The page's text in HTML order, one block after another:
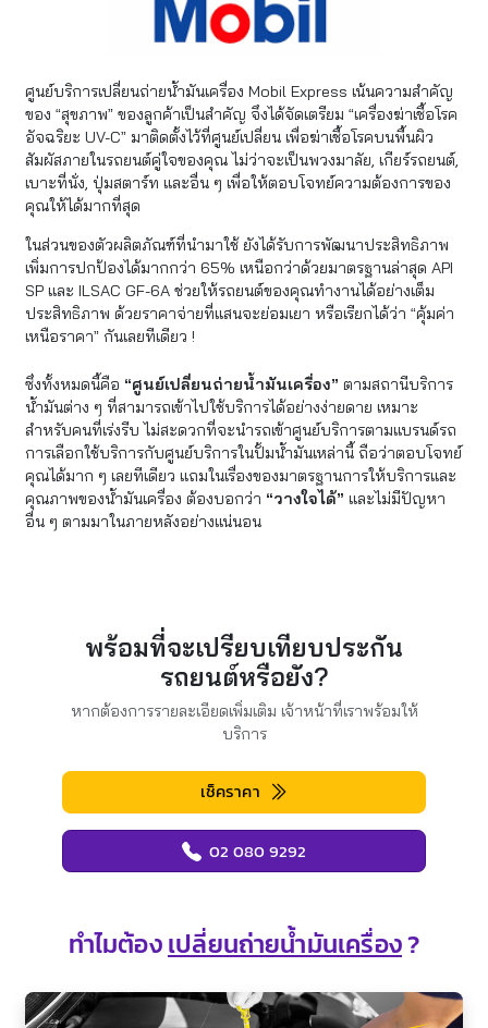
ศูนย์บริการเปลี่ยนถ่ายน้ำมันเครื่อง Mobil Express เน้นความสำคัญ
ของ “สุขภาพ” ของลูกค้าเป็นสำคัญ จึงได้จัดเตรียม “เครื่องฆ่าเชื้อโรค
อัจฉริยะ UV-C” มาติดตั้งไว้ที่ศูนย์เปลี่ยน เพื่อฆ่าเชื้อโรคบนพื้นผิว
สัมผัสภายในรถยนต์คู่ใจของคุณ ไม่ว่าจะเป็นพวงมาลัย, เกียร์รถยนต์,
เบาะที่นั่ง, ปุ่มสตาร์ท และอื่น ๆ เพื่อให้ตอบโจทย์ความต้องการของ
คุณให้ได้มากที่สุด
ในส่วนของตัวผลิตภัณฑ์ที่นำมาใช้ ยังได้รับการพัฒนาประสิทธิภาพ
เพิ่มการปกป้องได้มากกว่า 65% เหนือกว่าด้วยมาตรฐานล่าสุด API
SP และ ILSAC GF-6A ช่วยให้รถยนต์ของคุณทำงานได้อย่างเต็ม
ประสิทธิภาพ ด้วยราคาจ่ายที่แสนจะย่อมเยา หรือเรียกได้ว่า “คุ้มค่า
เหนือราคา” กันเลยทีเดียว !
ซึ่งทั้งหมดนี้คือ “ศูนย์เปลี่ยนถ่ายน้ำมันเครื่อง” ตามสถานีบริการ
น้ำมันต่าง ๆ ที่สามารถเข้าไปใช้บริการได้อย่างง่ายดาย เหมาะ
สำหรับคนที่เร่งรีบ ไม่สะดวกที่จะนำรถเข้าศูนย์บริการตามแบรนด์รถ
การเลือกใช้บริการกับศูนย์บริการในปั้มน้ำมันเหล่านี้ ถือว่าตอบโจทย์
คุณได้มาก ๆ เลยทีเดียว แถมในเรื่องของมาตรฐานการให้บริการและ
คุณภาพของน้ำมันเครื่อง ต้องบอกว่า “วางใจได้” และไม่มีปัญหา
อื่น ๆ ตามมาในภายหลังอย่างแน่นอน
พร้อมที่จะเปรียบเทียบประกัน
รถยนต์หรือยัง?
หากต้องการรายละเอียดเพิ่มเติม เจ้าหน้าที่เราพร้อมให้
บริการ
เช็คราคา
02 080 9292
ทำไมต้องเปลี่ยนถ่ายน้ำมันเครื่อง?